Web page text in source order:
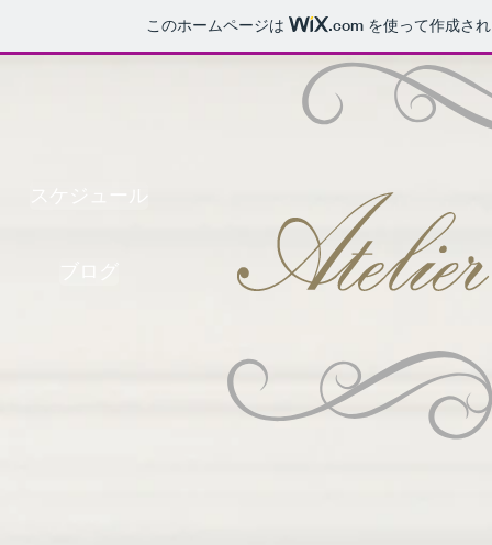
このホームページは .com を使って作成さ